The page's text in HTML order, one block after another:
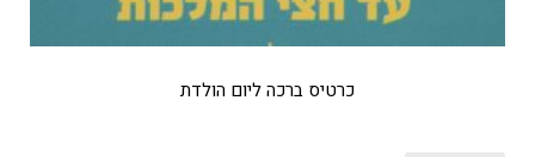
כרטיס ברכה ליום הולדת